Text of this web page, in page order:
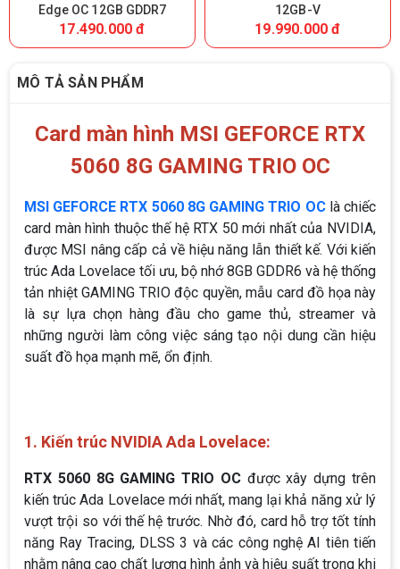
Edge OC 12GB GDDR7
17.490.000 đ
12GB-V
19.990.000 đ
MÔ TẢ SẢN PHẨM
Card màn hình MSI GEFORCE RTX
5060 8G GAMING TRIO OC
MSI GEFORCE RTX 5060 8G GAMING TRIO OClà chiếc
card màn hình thuộc thế hệ RTX 50 mới nhất của NVIDIA,
được MSI nâng cấp cả về hiệu năng lẫn thiết kế. Với kiến
trúc Ada Lovelace tối ưu, bộ nhớ 8GB GDDR6 và hệ thống
tản nhiệt GAMING TRIO độc quyền, mẫu card đồ họa này
là sự lựa chọn hàng đầu cho game thủ, streamer và
những người làm công việc sáng tạo nội dung cần hiệu
suất đồ họa mạnh mẽ, ổn định.
1. Kiến trúc NVIDIA Ada Lovelace:
RTX 5060 8G GAMING TRIO OCđược xây dựng trên
kiến trúc Ada Lovelace mới nhất, mang lại khả năng xử lý
vượt trội so với thế hệ trước. Nhờ đó, card hỗ trợ tốt tính
năng Ray Tracing, DLSS 3 và các công nghệ AI tiên tiến
nhằm nâng cao chất lượng hình ảnh và hiệu suất trong khi